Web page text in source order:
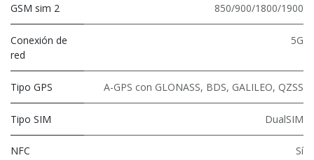
GSM sim 2 850/900/1800/1900
Conexión de
red
5G
Tipo GPS A-GPS con GLONASS, BDS, GALILEO, QZSS
Tipo SIM DualSIM
NFC Sí